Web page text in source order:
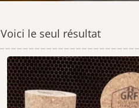
Voici le seul résultat